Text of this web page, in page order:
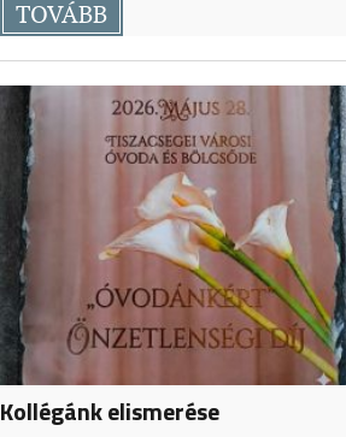
TOVÁBB
Kollégánk elismerése